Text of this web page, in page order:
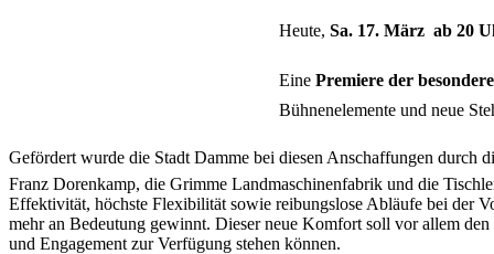
Heute, Sa. 17. März  ab 20
Eine  Premiere der
Bühnenelemente und neue
Gefördert wurde die Stadt Damme bei diesen Anschaffungen durch
Franz Dorenkamp, die Grimme Landmaschinenfabrik und die
Effektivität, höchste Flexibilität sowie reibungslose Abläufe bei der
mehr an Bedeutung gewinnt. Dieser neue Komfort soll vor allem
und Engagement zur Verfügung stehen können.